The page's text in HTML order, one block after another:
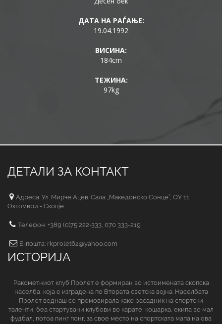
ДАТА НА РАЃАЊЕ:
19.04.1992
ВИСИНА:
184cm
ТЕЖИНА:
97kg
ДЕТАЛИ ЗА КОНТАКТ
Адреса: Ул. Мирче Ацев. Сала „Македонско Сонце“, ОУ 11
Октомври - Скопје
Телефон: +389 (0)75 222-333, 070 333-219
Е-пошта: rkprolet62@yahoo.com
ИСТОРИЈА
Ракометниот клуб Пролет е формиран во истоимената скопска
населба, која е изградена по Втората светска војна. Населбата
Пролет веднаш се промовирала како расадник на спортски
таленти, беа стартувани клубови во карате, кошарка, екипа во мал
фудбал, потоа пинг понг, за свое место на спортската мапа на ова